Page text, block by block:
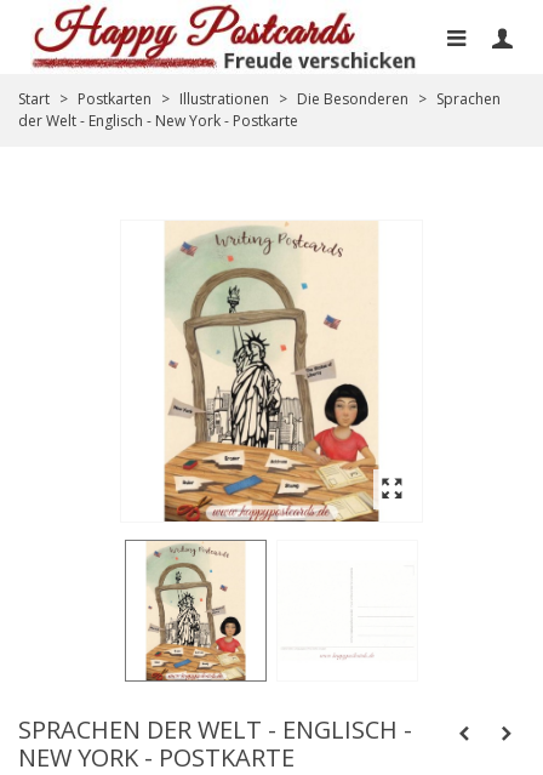
Start > Postkarten > Illustrationen > Die Besonderen > Sprachen
der Welt - Englisch - New York - Postkarte
SPRACHEN DER WELT - ENGLISCH -
NEW YORK - POSTKARTE